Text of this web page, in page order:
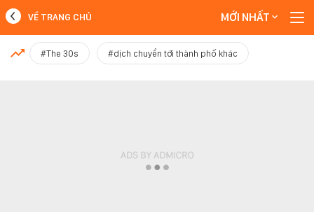
MỚI NHẤT
VỀ TRANG CHỦ MỚI NHẤT
#The 30s #dịch chuyển tới thành phố khác